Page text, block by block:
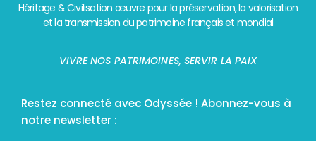
Héritage & Civilisation œuvre pour la préservation, la valorisation
et la transmission du patrimoine français et mondial
VIVRE NOS PATRIMOINES, SERVIR LA PAIX
Restez connecté avec Odyssée ! Abonnez-vous à
notre newsletter :